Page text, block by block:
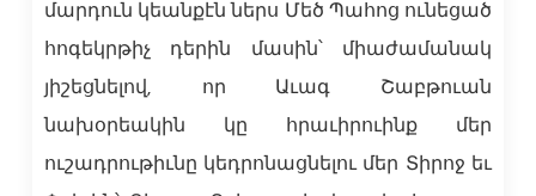
մարդուն կեանքէն ներս Մեծ Պահոց ունեցած
հոգեկրթիչ դերին մասին՝ միաժամանակ
յիշեցնելով, որ Աւագ Շաբթուան
նախօրեակին կը հրաւիրուինք մեր
ուշադրութիւնը կեդրոնացնելու մեր Տիրոջ եւ